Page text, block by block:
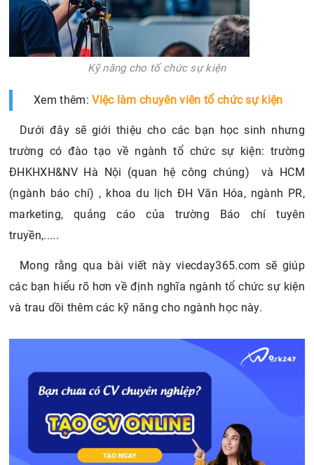
Kỹ năng cho tổ chức sự kiện
Xem thêm:Việc làm chuyên viên tổ chức sự kiện
Dưới đây sẽ giới thiệu cho các bạn học sinh nhưng
trường có đào tạo về ngành tổ chức sự kiện: trường
ĐHKHXH&NV Hà Nội (quan hệ công chúng) và HCM
(ngành báo chí) , khoa du lịch ĐH Văn Hóa, ngành PR,
marketing, quảng cáo của trường Báo chí tuyên
truyền,.....
Mong rằng qua bài viết này viecday365.com sẽ giúp
các bạn hiểu rõ hơn về định nghĩa ngành tổ chức sự kiện
và trau dồi thêm các kỹ năng cho ngành học này.